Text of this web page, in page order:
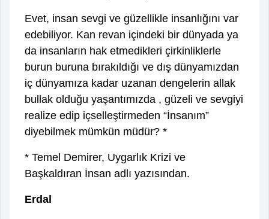
Evet, insan sevgi ve güzellikle insanlığını var
edebiliyor. Kan revan içindeki bir dünyada ya
da insanların hak etmedikleri çirkinliklerle
burun buruna bırakıldığı ve dış dünyamızdan
iç dünyamıza kadar uzanan dengelerin allak
bullak olduğu yaşantımızda , güzeli ve sevgiyi
realize edip içselleştirmeden “İnsanım”
diyebilmek mümkün müdür? *
* Temel Demirer, Uygarlık Krizi ve
Başkaldıran İnsan adlı yazısından.
Erdal